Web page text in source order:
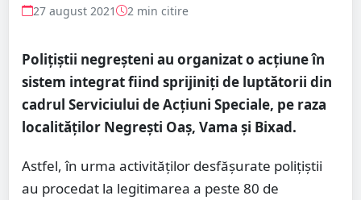
27 august 2021 2 min citire
Polițiștii negreșteni au organizat o acțiune în
sistem integrat fiind sprijiniți de luptătorii din
cadrul Serviciului de Acțiuni Speciale, pe raza
localităților Negrești Oaș, Vama și Bixad.
Astfel, în urma activităților desfășurate polițiștii
au procedat la legitimarea a peste 80 de